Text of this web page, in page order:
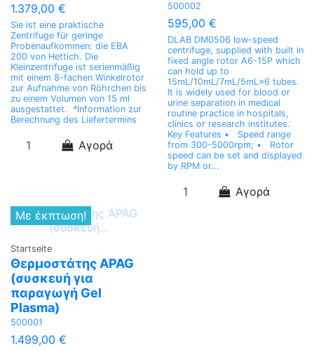
1.379,00 €
Sie ist eine praktische
Zentrifuge für geringe
Probenaufkommen: die EBA
200 von Hettich. Die
Kleinzentrifuge ist serienmäßig
mit einem 8-fachen Winkelrotor
zur Aufnahme von Röhrchen bis
zu einem Volumen von 15 ml
ausgestattet. *Information zur
Berechnung des Liefertermins
Αγορά
500002
595,00 €
DLAB DM0506 low-speed
centrifuge, supplied with built in
fixed angle rotor A6-15P which
can hold up to
15mL/10mL/7mL/5mL×6 tubes.
It is widely used for blood or
urine separation in medical
routine practice in hospitals,
clinics or research institutes.
Key Features • Speed range
from 300-5000rpm; • Rotor
speed can be set and displayed
by RPM or...
Αγορά
Με έκπτωση!
Startseite
Θερμοστάτης APAG
(συσκευή για
παραγωγή Gel
Plasma)
500001
1.499,00 €